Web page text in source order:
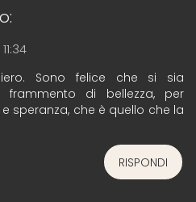
Sono felice che si sia
di bellezza, per
speranza, che è quello che la
RISPONDI